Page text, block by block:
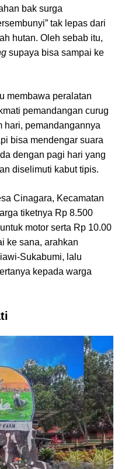
bak surga
tak lepas dari
hutan. Oleh sebab itu,
supaya bisa sampai ke
membawa peralatan
pemandangan curug
hari, pemandangannya
bisa mendengar suara
dengan pagi hari yang
diselimuti kabut tipis.
Cinagara, Kecamatan
tiketnya Rp 8.500
motor serta Rp 10.00
ke sana, arahkan
Sukabumi, lalu
kepada warga